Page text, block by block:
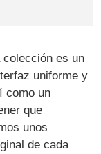
colección es un
uniforme y
como un
que
unos
de cada